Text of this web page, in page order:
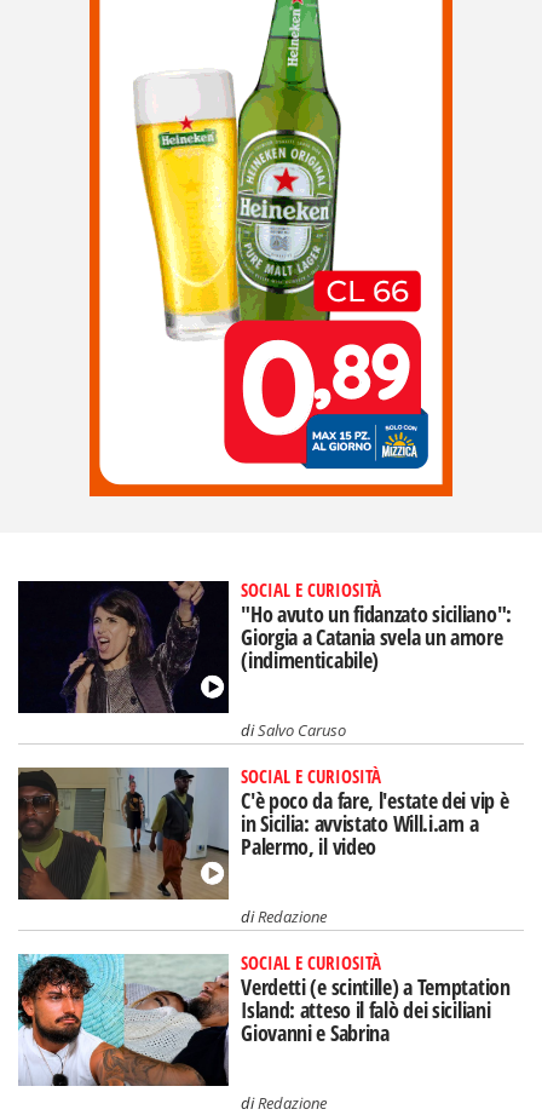
SOCIAL E CURIOSITÀ
"Ho avuto un fidanzato siciliano":
Giorgia a Catania svela un amore
(indimenticabile)
diSalvo Caruso
SOCIAL E CURIOSITÀ
C'è poco da fare, l'estate dei vip è
in Sicilia: avvistato Will.i.am a
Palermo, il video
diRedazione
SOCIAL E CURIOSITÀ
Verdetti (e scintille) a Temptation
Island: atteso il falò dei siciliani
Giovanni e Sabrina
diRedazione